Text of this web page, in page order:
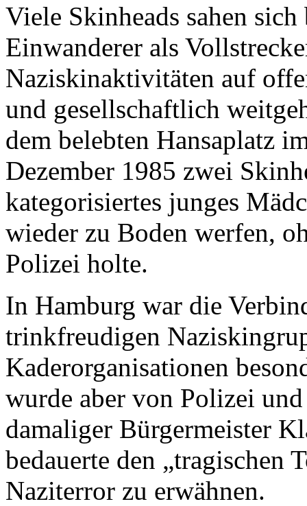
Viele Skinheads sahen
Einwanderer als
Naziskinaktivitäten auf
und gesellschaftlich
dem belebten Hansaplatz
Dezember 1985 zwei
kategorisiertes junges
wieder zu Boden werfen,
Polizei holte.
In Hamburg war die
trinkfreudigen
Kaderorganisationen
wurde aber von Polizei
damaliger Bürgermeister
bedauerte den „tragischen
Naziterror zu erwähnen.